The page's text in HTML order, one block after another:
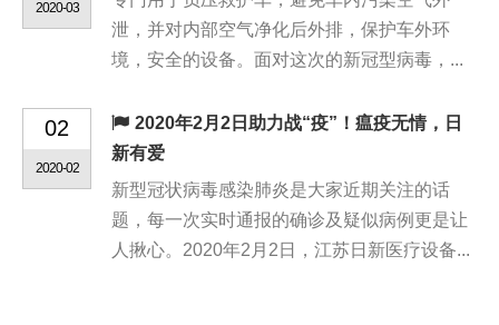
2020-03
泄，并对内部空气净化后外排，保护车外环
境，安全的设备。面对这次的新冠型病毒，...
02
2020-02
2020年2月2日助力战“疫”！瘟疫无情，日
新有爱
新型冠状病毒感染肺炎是大家近期关注的话
题，每一次实时通报的确诊及疑似病例更是让
人揪心。2020年2月2日，江苏日新医疗设备...